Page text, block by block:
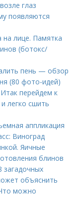
глаз
появляются
на лице. Памятка
(ботокс/
пень — обзор
(80 фото-идей)
перейдем к
легко сшить
аппликация
Виноград
Яичные
блинов
загадочных
объяснить
можно